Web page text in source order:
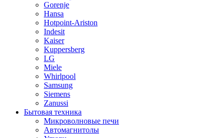
Gorenje
Hansa
Hotpoint-Ariston
Indesit
Kaiser
Kuppersberg
LG
Miele
Whirlpool
Samsung
Siemens
Zanussi
Бытовая техника
Микроволновые печи
Автомагнитолы